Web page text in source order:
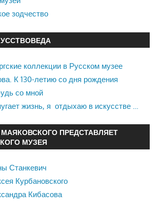
зодчество
коллекции в Русском музее
К 130-летию со дня рождения
со мной
жизнь, я отдыхаю в искусстве …
ПРЕДСТАВЛЯЕТ
МУЗЕЯ
Станкевич
Курбановского
Кибасова